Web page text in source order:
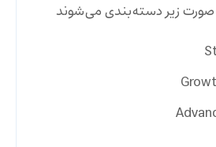
صورت زیر دسته‌بندی می‌شوند